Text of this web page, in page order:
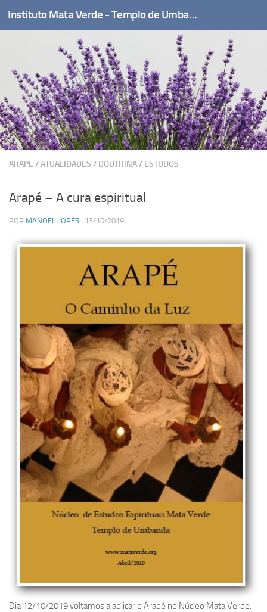
Skip to content Instituto Mata Verde - Templo de Umbanda
ARAPE /ATUALIDADES / DOUTRINA/ ESTUDOS
Arapé – A cura espiritual
POR MANOEL LOPES · 13/10/2019
Dia 12/10/2019 voltamos a aplicar o Arapé no Núcleo Mata Verde.